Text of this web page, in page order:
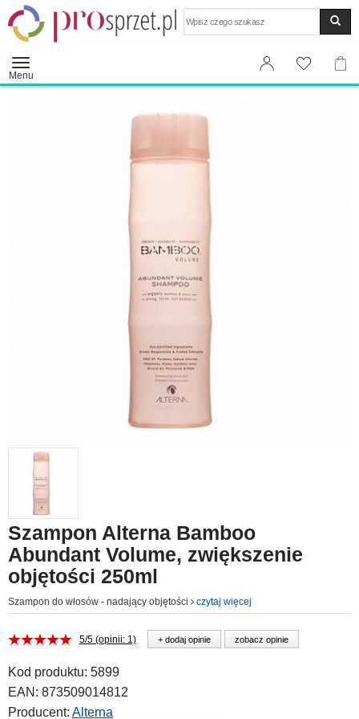
Menu
Szampon Alterna Bamboo
Abundant Volume, zwiększenie
objętości 250ml
Szampon do włosów - nadający objętości czytaj więcej
5/5 (opinii: 1) + dodaj opinie zobacz opinie
Kod produktu: 5899
EAN: 873509014812
Producent: Alterna